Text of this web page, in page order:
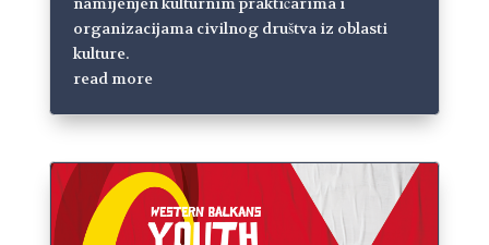
organizacijama civilnog društva iz oblasti
kulture.
read more